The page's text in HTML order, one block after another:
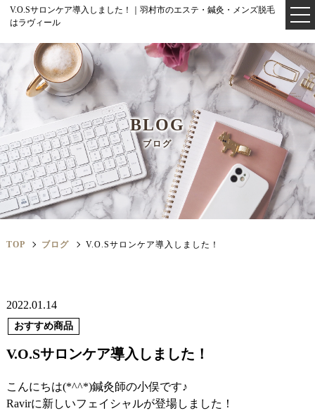
V.O.Sサロンケア導入しました！｜羽村市のエステ・鍼灸・メンズ脱毛
はラヴィール
BLOG
ブログ
TOP ブログ V.O.Sサロンケア導入しました！
2022.01.14
おすすめ商品
V.O.Sサロンケア導入しました！
こんにちは(*^^*)鍼灸師の小俣です♪
Ravirに新しいフェイシャルが登場しました！